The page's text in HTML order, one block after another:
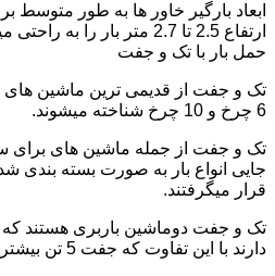
ارتفاع 2.5 تا 2.7 متر بار را به راحتی میتوان روی آنها قرار داد.
حمل بار با تک و جفت
تک و جفت از قدیمی ترین ماشین های
6 چرخ و 10 چرخ شناخته میشوند.
تک و جفت از جمله ماشین های برای
جایی انواع بار به صورت بسته بندی
قرار میگرفتند.
تک و جفت دوماشین باربری هستند که
دارند با این تفاوت که جفت 5 تن بیشتر از تک بار حمل میکند.